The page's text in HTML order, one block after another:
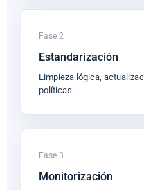
Fase 2
Estandarización
Limpieza lógica,
políticas.
Fase 3
Monitorización